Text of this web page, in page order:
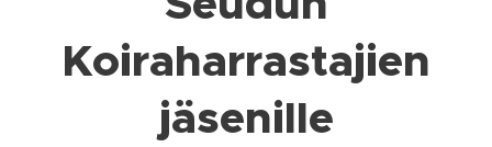
Koiraharrastajien
jäsenille